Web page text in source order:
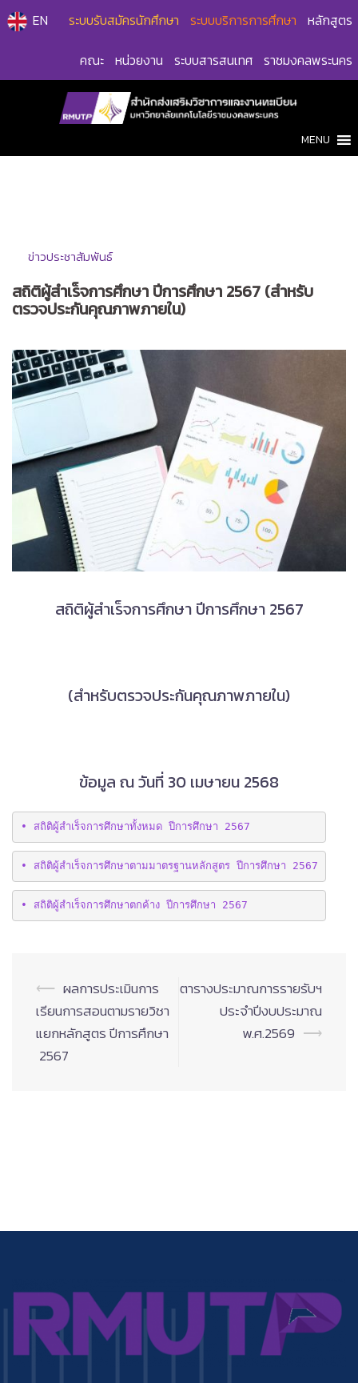
Skip
to
EN ระบบรับสมัครนักศึกษา ระบบบริการการศึกษา หลักสูตร
คณะ หน่วยงาน ระบบสารสนเทศ ราชมงคลพระนคร
MENU
ข่าวประชาสัมพันธ์
สถิติผู้สำเร็จการศึกษา ปีการศึกษา 2567 (สำหรับ
ตรวจประกันคุณภาพภายใน)
สถิติผู้สำเร็จการศึกษา ปีการศึกษา 2567
(สำหรับตรวจประกันคุณภาพภายใน)
ข้อมูล ณ วันที่ 30 เมษายน 2568
• สถิติผู้สำเร็จการศึกษาทั้งหมด ปีการศึกษา 2567
• สถิติผู้สำเร็จการศึกษาตามมาตรฐานหลักสูตร ปีการศึกษา 2567
• สถิติผู้สำเร็จการศึกษาตกค้าง ปีการศึกษา 2567
Post
navigation
⟵ ผลการประเมินการ
เรียนการสอนตามรายวิชา
แยกหลักสูตร ปีการศึกษา
2567
ตารางประมาณการรายรับฯ
ประจำปีงบประมาณ
พ.ศ.2569 ⟶